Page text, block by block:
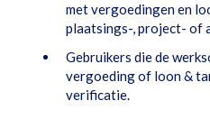
met vergoedingen en
plaatsings-, project- of
Gebruikers die de
vergoeding of loon &
verificatie.